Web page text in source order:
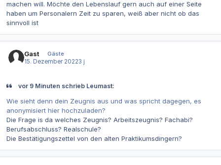
machen will. Möchte den Lebenslauf gern auch auf einer Seite
haben um Personalern Zeit zu sparen, weiß aber nicht ob das
sinnvoll ist
Gast
Gäste
15. Dezember 20223 j
vor 9 Minuten schrieb Leumast:
Wie sieht denn dein Zeugnis aus und was spricht dagegen, es
anonymisiert hier hochzuladen?
Die Frage is da welches Zeugnis? Arbeitszeugnis? Fachabi?
Berufsabschluss? Realschule?
Die Bestätigungszettel von den alten Praktikumsdingern?